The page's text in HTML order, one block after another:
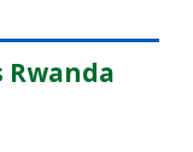
Rwanda